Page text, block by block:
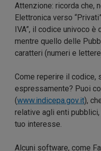
Attenzione: ricorda che,
Elettronica verso
IVA”, il codice univoco
mentre quello delle
caratteri (numeri e
Come reperire il codice,
espressamente? Puoi
(www.indicepa.gov.it),
relative agli enti
tuo interesse.
Alcuni software, come